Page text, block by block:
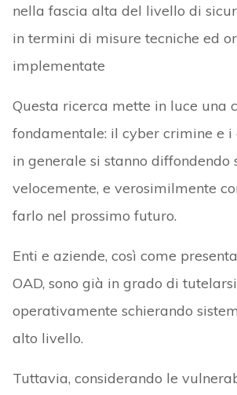
nella fascia alta del livello di
in termini di misure tecniche ed
implementate
Questa ricerca mette in luce una
fondamentale: il cyber crimine e i
in generale si stanno diffondendo
velocemente, e verosimilmente
farlo nel prossimo futuro.
Enti e aziende, così come
OAD, sono già in grado di tutelarsi
operativamente schierando
alto livello.
Tuttavia, considerando le